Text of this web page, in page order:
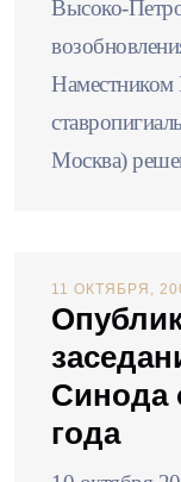
Высоко-
Наместником
Москва)
11 ОКТЯБРЯ,
Синода
года